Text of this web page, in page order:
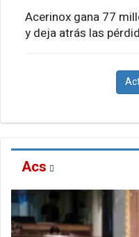
Acerinox gana 77
y deja atrás las
Acs